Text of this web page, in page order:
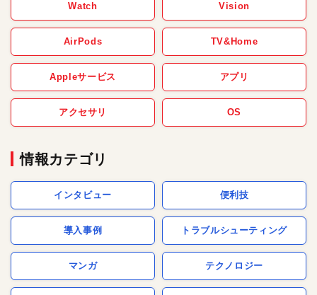
Watch Vision
AirPods TV&Home
Appleサービス アプリ
アクセサリ OS
情報カテゴリ
インタビュー 便利技
導入事例 トラブルシューティング
マンガ テクノロジー